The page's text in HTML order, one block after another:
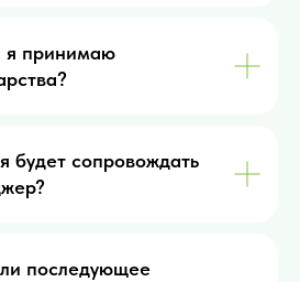
я принимаю
будет сопровождать
последующее